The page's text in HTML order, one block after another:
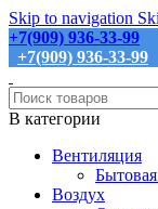
Skip to navigation
+7(909) 936-33-99
+7(909) 936-33-99
В категории
Вентиляция
Воздух